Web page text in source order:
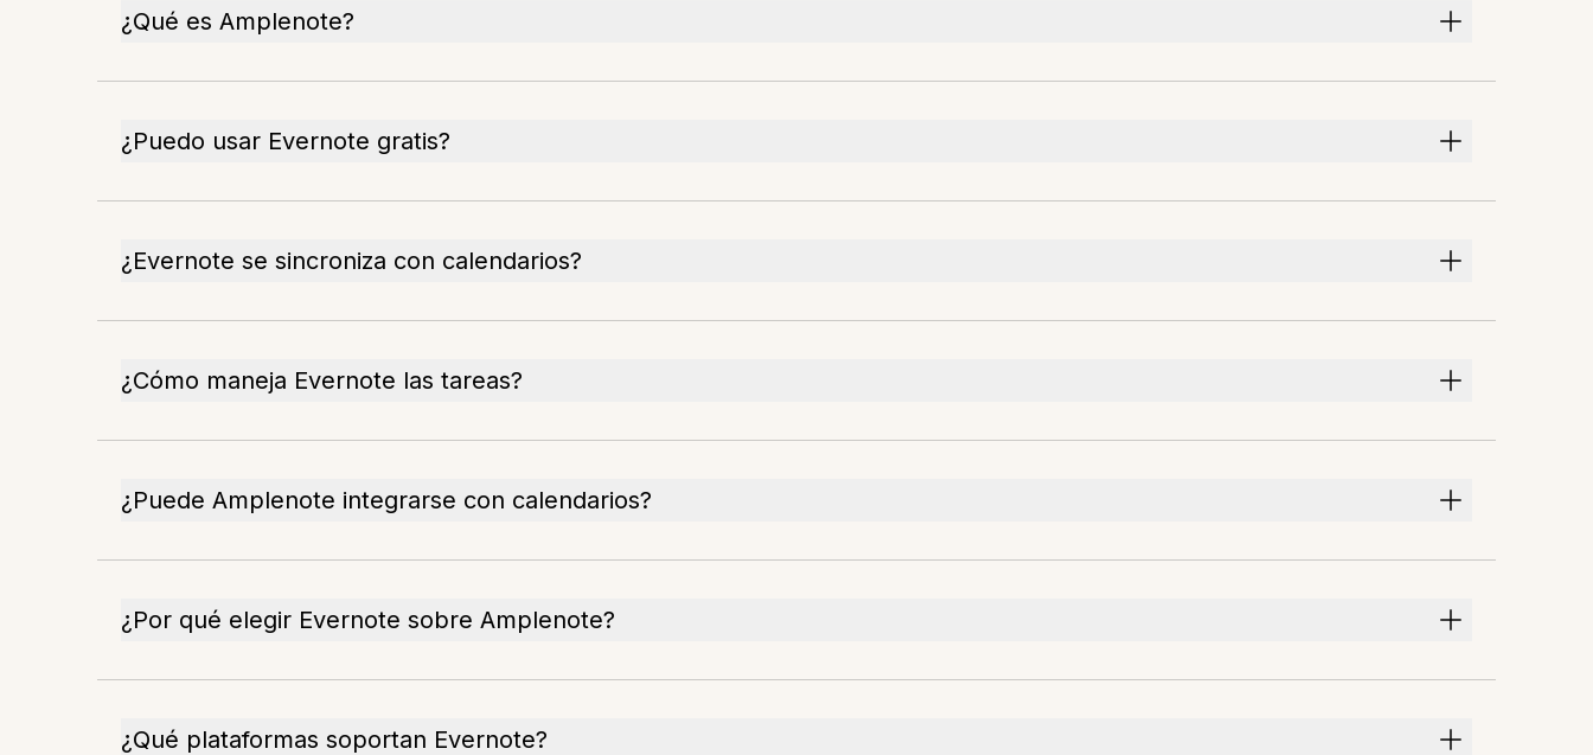
¿Qué es Amplenote?
¿Puedo usar Evernote gratis?
¿Evernote se sincroniza con calendarios?
¿Cómo maneja Evernote las tareas?
¿Puede Amplenote integrarse con calendarios?
¿Por qué elegir Evernote sobre Amplenote?
¿Qué plataformas soportan Evernote?